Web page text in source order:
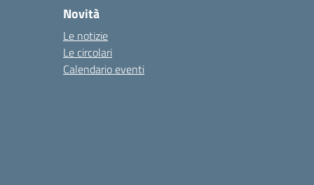
Novità
Le notizie
Le circolari
Calendario eventi